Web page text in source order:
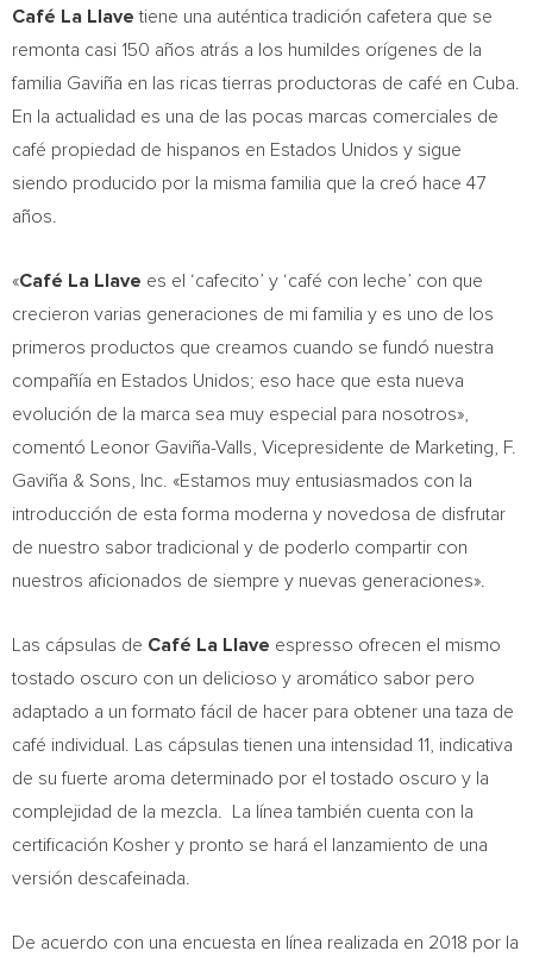
Café La Llave tiene una auténtica tradición cafetera que se
remonta casi 150 años atrás a los humildes orígenes de la
familia Gaviña en las ricas tierras productoras de café en Cuba
En la actualidad es una de las pocas marcas comerciales de
café propiedad de hispanos en Estados Unidos y sigue
siendo producido por la misma familia que la creó hace 47
años.
«Café La Llave es el ‘cafecito’ y ‘café con leche’ con que
crecieron varias generaciones de mi familia y es uno de los
primeros productos que creamos cuando se fundó nuestra
compañía en Estados Unidos; eso hace que esta nueva
evolución de la marca sea muy especial para nosotros»,
comentó Leonor Gaviña-Valls, Vicepresidente de Marketing, F.
Gaviña & Sons, Inc. «Estamos muy entusiasmados con la
introducción de esta forma moderna y novedosa de disfrutar
de nuestro sabor tradicional y de poderlo compartir con
nuestros aficionados de siempre y nuevas generaciones».
Las cápsulas de Café La Llave espresso ofrecen el mismo
tostado oscuro con un delicioso y aromático sabor pero
adaptado a un formato fácil de hacer para obtener una taza de
café individual. Las cápsulas tienen una intensidad 11, indicativa
de su fuerte aroma determinado por el tostado oscuro y la
complejidad de la mezcla. La línea también cuenta con la
certificación Kosher y pronto se hará el lanzamiento de una
versión descafeinada.
De acuerdo con una encuesta en línea realizada en 2018 por la